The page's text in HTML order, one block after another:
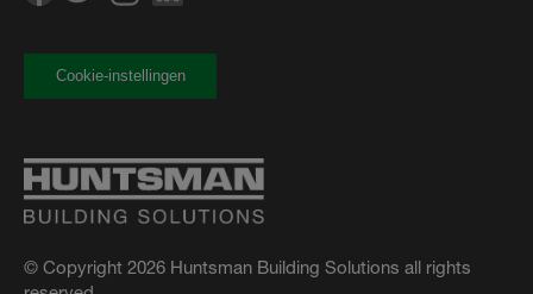
© Copyright 2026 Huntsman Building Solutions all rights
Cookie-instellingen